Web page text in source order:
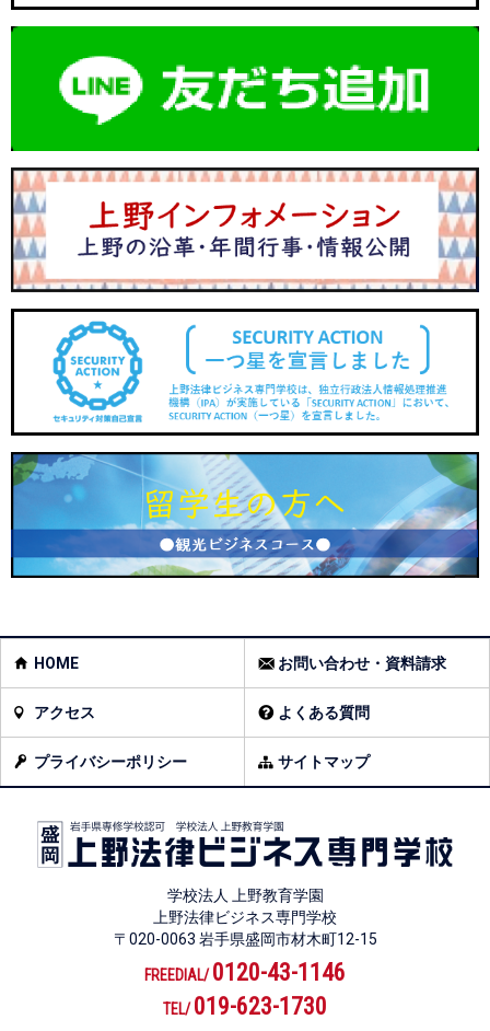
HOME お問い合わせ・資料請求
アクセス よくある質問
プライバシーポリシー サイトマップ
学校法人 上野教育学園
上野法律ビジネス専門学校
〒020-0063 岩手県盛岡市材木町12-15
FREEDIAL/ 0120-43-1146
TEL/ 019-623-1730